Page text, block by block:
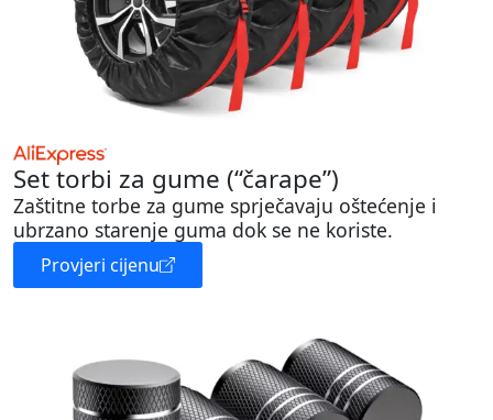
Set torbi za gume (“čarape”)
Zaštitne torbe za gume sprječavaju oštećenje i
ubrzano starenje guma dok se ne koriste.
Provjeri cijenu